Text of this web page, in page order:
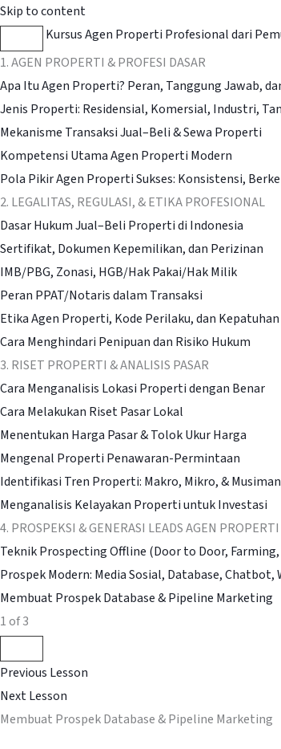
Skip to content
Kursus Agen Properti Profesional dari
1. AGEN PROPERTI & PROFESI DASAR
Apa Itu Agen Properti? Peran, Tanggung Jawab,
Jenis Properti: Residensial, Komersial, Industri,
Mekanisme Transaksi Jual–Beli & Sewa Properti
Kompetensi Utama Agen Properti Modern
Pola Pikir Agen Properti Sukses: Konsistensi,
2. LEGALITAS, REGULASI, & ETIKA PROFESIONAL
Dasar Hukum Jual–Beli Properti di Indonesia
Sertifikat, Dokumen Kepemilikan, dan Perizinan
IMB/PBG, Zonasi, HGB/Hak Pakai/Hak Milik
Peran PPAT/Notaris dalam Transaksi
Etika Agen Properti, Kode Perilaku, dan Kepatuhan
Cara Menghindari Penipuan dan Risiko Hukum
3. RISET PROPERTI & ANALISIS PASAR
Cara Menganalisis Lokasi Properti dengan Benar
Cara Melakukan Riset Pasar Lokal
Menentukan Harga Pasar & Tolok Ukur Harga
Mengenal Properti Penawaran-Permintaan
Identifikasi Tren Properti: Makro, Mikro, & Musiman
Menganalisis Kelayakan Properti untuk Investasi
4. PROSPEKSI & GENERASI LEADS AGEN PROPERTI
Teknik Prospecting Offline (Door to Door,
Prospek Modern: Media Sosial, Database, Chatbot,
Membuat Prospek Database & Pipeline Marketing
1 of 3
Previous Lesson
Next Lesson
Membuat Prospek Database & Pipeline Marketing